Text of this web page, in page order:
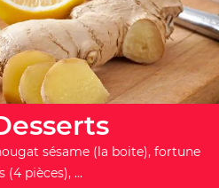
sésame (la boite), fortune
(4 pièces), ...